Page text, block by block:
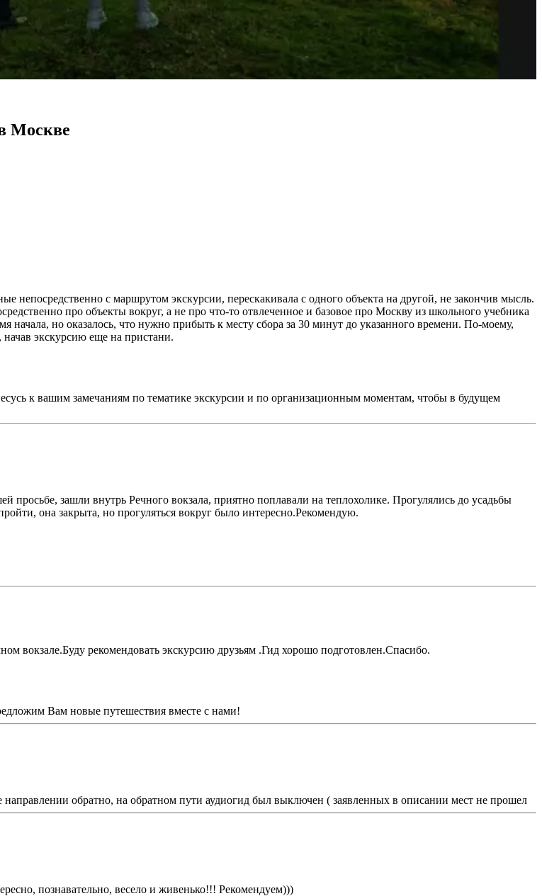
Москве
непосредственно с маршрутом экскурсии, перескакивала с одного объекта на другой, не закончив мысль.
про объекты вокруг, а не про что-то отвлеченное и базовое про Москву из школьного учебника
начала, но оказалось, что нужно прибыть к месту сбора за 30 минут до указанного времени. По-моему,
начав экскурсию еще на пристани.
к вашим замечаниям по тематике экскурсии и по организационным моментам, чтобы в будущем
зашли внутрь Речного вокзала, приятно поплавали на теплохолике. Прогулялись до усадьбы
она закрыта, но прогуляться вокруг было интересно.Рекомендую.
вокзале.Буду рекомендовать экскурсию друзьям .Гид хорошо подготовлен.Спасибо.
Вам новые путешествия вместе с нами!
обратно, на обратном пути аудиогид был выключен ( заявленных в описании мест не прошел
познавательно, весело и живенько!!! Рекомендуем)))